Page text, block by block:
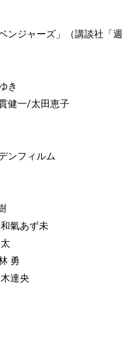
ンジャーズ」（講談社「週
き
健一/太田恵子
ンフィルム
氣あず未
勇
達央